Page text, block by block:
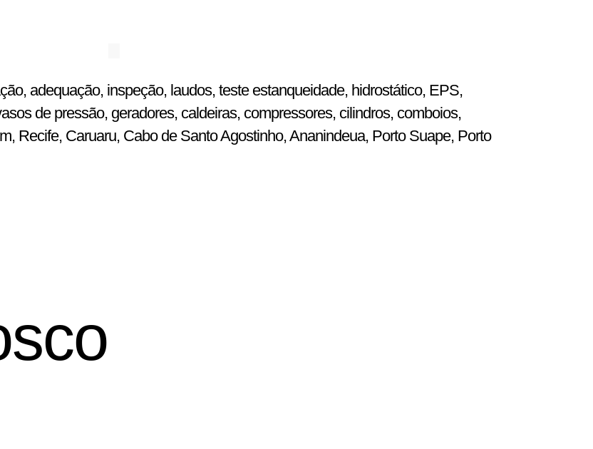
adequação, inspeção, laudos, teste estanqueidade, hidrostático, EPS,
de pressão, geradores, caldeiras, compressores, cilindros, comboios,
Recife, Caruaru, Cabo de Santo Agostinho, Ananindeua, Porto Suape, Porto